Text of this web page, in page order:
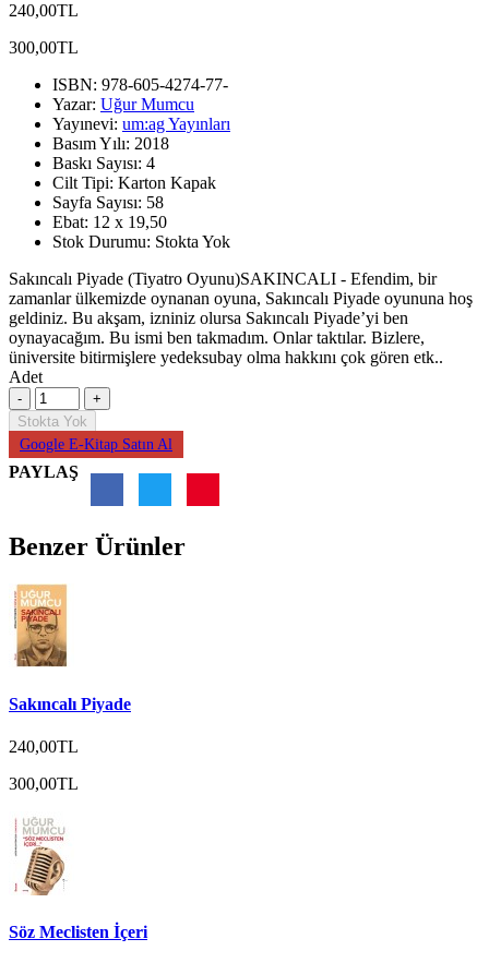
240,00TL
300,00TL
ISBN: 978-605-4274-77-
Yazar: Uğur Mumcu
Yayınevi: um:ag Yayınları
Basım Yılı: 2018
Baskı Sayısı: 4
Cilt Tipi: Karton Kapak
Sayfa Sayısı: 58
Ebat: 12 x 19,50
Stok Durumu: Stokta Yok
Sakıncalı Piyade (Tiyatro Oyunu)SAKINCALI - Efendim, bir
zamanlar ülkemizde oynanan oyuna, Sakıncalı Piyade oyununa hoş
geldiniz. Bu akşam, izniniz olursa Sakıncalı Piyade’yi ben
oynayacağım. Bu ismi ben takmadım. Onlar taktılar. Bizlere,
üniversite bitirmişlere yedeksubay olma hakkını çok gören etk..
Adet
Stokta Yok
Google E-Kitap Satın Al
PAYLAŞ
Benzer Ürünler
Sakıncalı Piyade
240,00TL
300,00TL
Söz Meclisten İçeri